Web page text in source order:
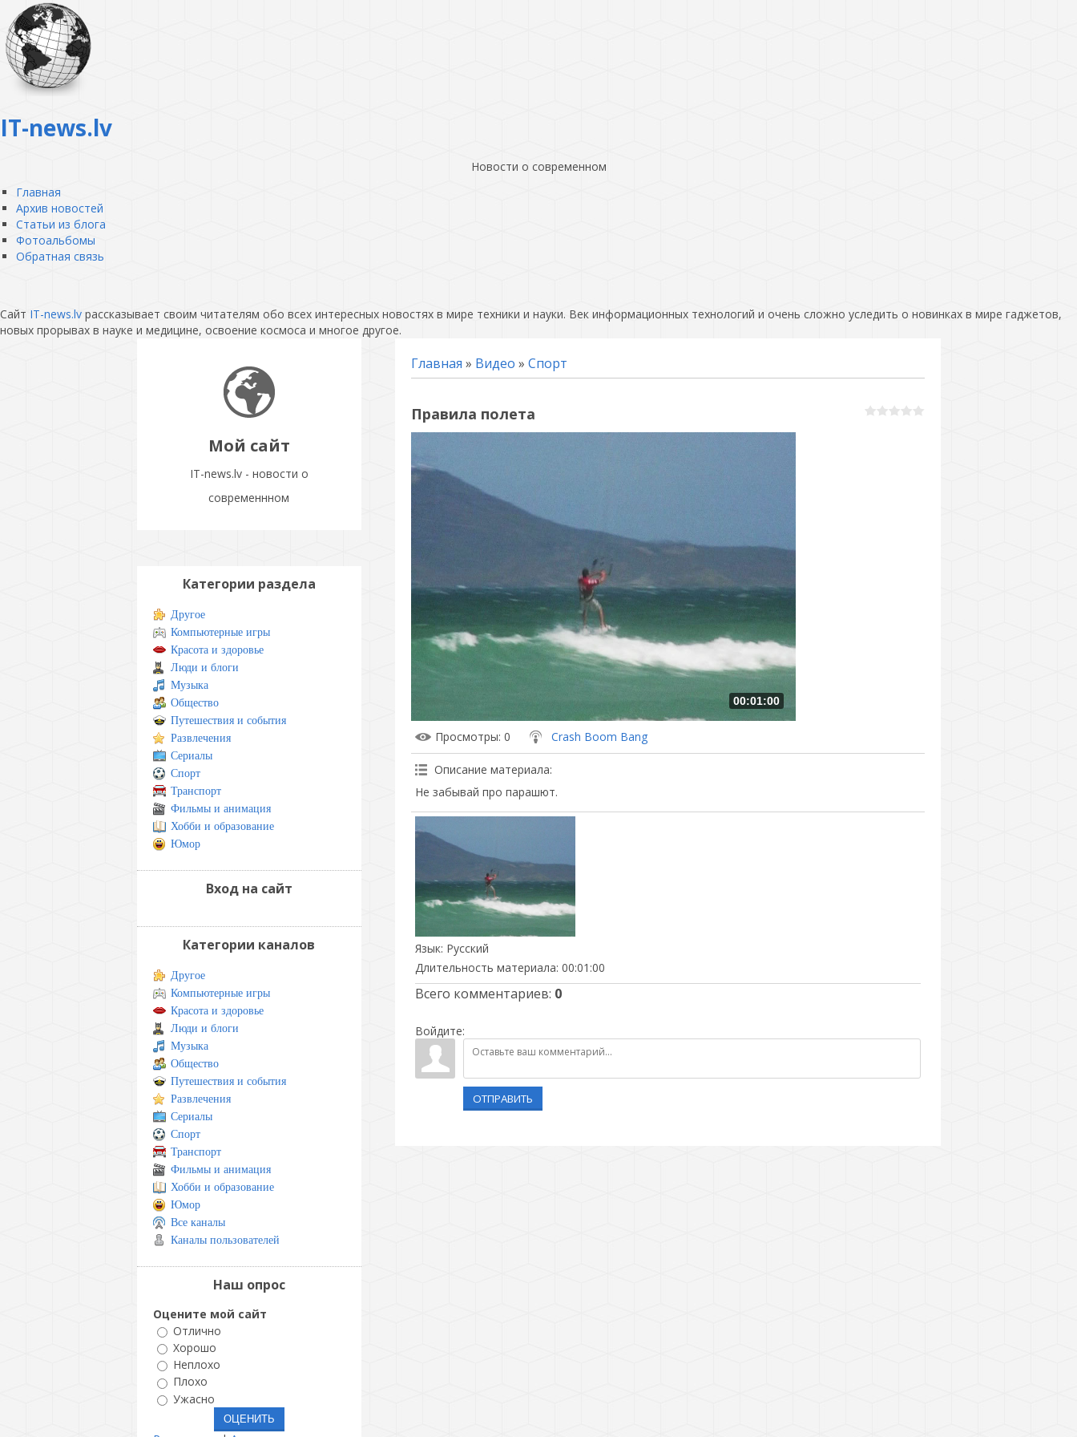
IT-news.lv
Новости о современном
Главная
Архив новостей
Статьи из блога
Фотоальбомы
Обратная связь
Сайт IT-news.lv рассказывает своим читателям обо всех интересных новостях в мире техники и науки. Век информационных технологий и очень сложно уследить о новинках в мире гаджетов,
новых прорывах в науке и медицине, освоение космоса и многое другое.
Мой сайт
IT-news.lv - новости о
современнном
Главная » Видео » Спорт
Правила полета
00:01:00
Просмотры: 0 Crash Boom Bang
Описание материала:
Не забывай про парашют.
Язык: Русский
Длительность материала: 00:01:00
Всего комментариев: 0
Войдите:
ОТПРАВИТЬ
Категории раздела
Другое
Компьютерные игры
Красота и здоровье
Люди и блоги
Музыка
Общество
Путешествия и события
Развлечения
Сериалы
Спорт
Транспорт
Фильмы и анимация
Хобби и образование
Юмор
Вход на сайт
Категории каналов
Другое
Компьютерные игры
Красота и здоровье
Люди и блоги
Музыка
Общество
Путешествия и события
Развлечения
Сериалы
Спорт
Транспорт
Фильмы и анимация
Хобби и образование
Юмор
Все каналы
Каналы пользователей
Наш опрос
Оцените мой сайт
Отлично
Хорошо
Неплохо
Плохо
Ужасно